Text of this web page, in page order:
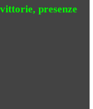
presenze